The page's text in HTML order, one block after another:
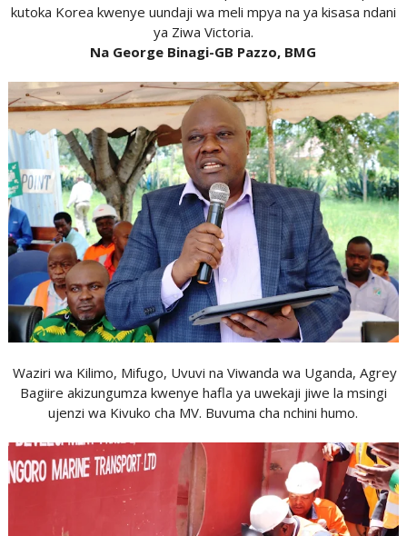
kutoka Korea kwenye uundaji wa meli mpya na ya kisasa ndani
ya Ziwa Victoria.
Na George Binagi-GB Pazzo, BMG
Waziri wa Kilimo, Mifugo, Uvuvi na Viwanda wa Uganda, Agrey
Bagiire akizungumza kwenye hafla ya uwekaji jiwe la msingi
ujenzi wa Kivuko cha MV. Buvuma cha nchini humo.